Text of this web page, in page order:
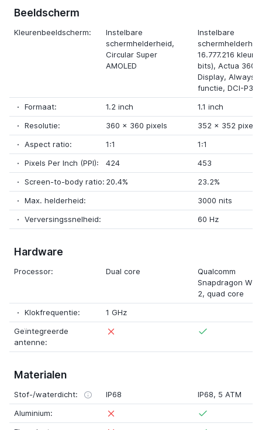
Beeldscherm
Kleurenbeeldscherm:
Instelbare
schermhelderheid,
Circular Super
AMOLED
Instelbare
16.777.216
bits), Actua 360
Display, Always
functie, DCI-P3
Formaat:
1.2 inch
1.1 inch
Resolutie:
360 x 360 pixels 352 x 352 pixels
Aspect ratio:
1:1
1:1
Pixels Per Inch (PPI):
424
453
Screen-to-body ratio: 20.4%
23.2%
Max. helderheid:
3000 nits
Verversingssnelheid:
60 Hz
Hardware
Processor: Dual core
Qualcomm
Snapdragon W5
2, quad core
Klokfrequentie:
1 GHz
Geïntegreerde
antenne:
Materialen
Stof-/waterdicht: IP68 IP68, 5 ATM
Aluminium: